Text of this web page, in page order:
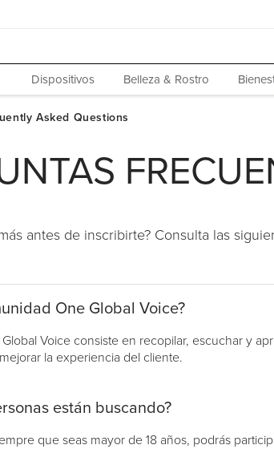
Dispositivos Belleza & Rostro
antes de inscribirte? Consulta las
One Global Voice?
Voice consiste en recopilar, escuchar y
la experiencia del cliente.
están buscando?
que seas mayor de 18 años, podrás